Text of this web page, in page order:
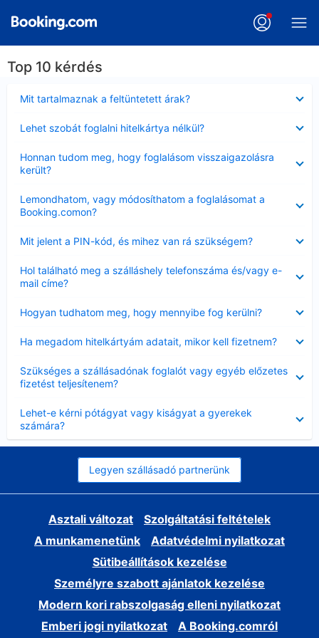
Top 10 kérdés
Mit tartalmaznak a feltüntetett árak?
Lehet szobát foglalni hitelkártya nélkül?
Honnan tudom meg, hogy foglalásom visszaigazolásra
került?
Lemondhatom, vagy módosíthatom a foglalásomat a
Booking.comon?
Mit jelent a PIN-kód, és mihez van rá szükségem?
Hol található meg a szálláshely telefonszáma és/vagy e-
mail címe?
Hogyan tudhatom meg, hogy mennyibe fog kerülni?
Ha megadom hitelkártyám adatait, mikor kell fizetnem?
Szükséges a szállásadónak foglalót vagy egyéb előzetes
fizetést teljesítenem?
Lehet-e kérni pótágyat vagy kiságyat a gyerekek
számára?
Legyen szállásadó partnerünk
Asztali változat
Szolgáltatási feltételek
A munkamenetünk
Adatvédelmi nyilatkozat
Sütibeállítások kezelése
Személyre szabott ajánlatok kezelése
Modern kori rabszolgaság elleni nyilatkozat
Emberi jogi nyilatkozat
A Booking.comról